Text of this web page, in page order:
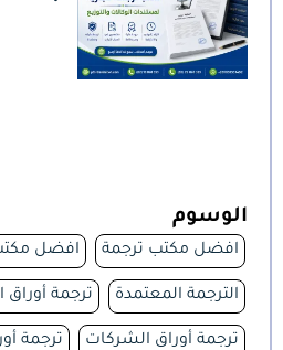
الوسوم
افضل مكتب ترجمة افضل
الترجمة المعتمدة ترجمة أوراق
ترجمة أوراق الشركات ترجمة